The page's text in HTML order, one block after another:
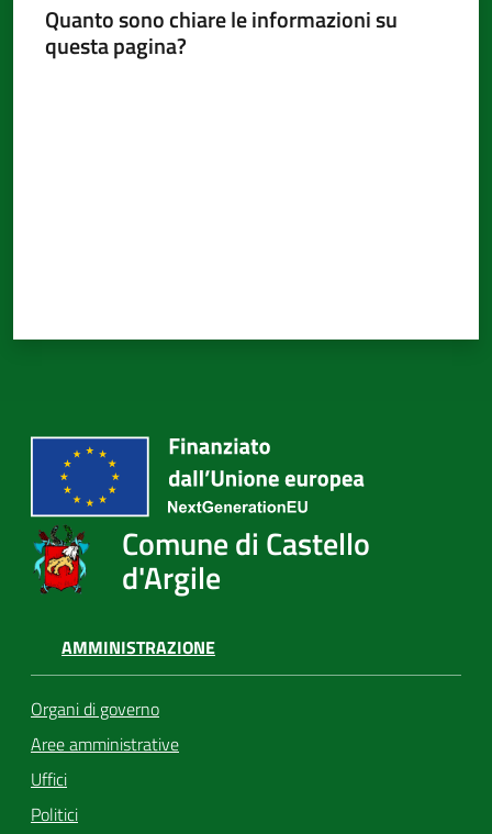
Quanto sono chiare le informazioni su
questa pagina?
Comune di Castello
d'Argile
AMMINISTRAZIONE
Organi di governo
Aree amministrative
Uffici
Politici